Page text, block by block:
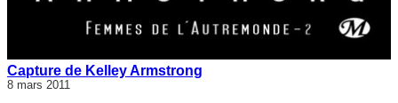
Capture de Kelley Armstrong
8 mars 2011